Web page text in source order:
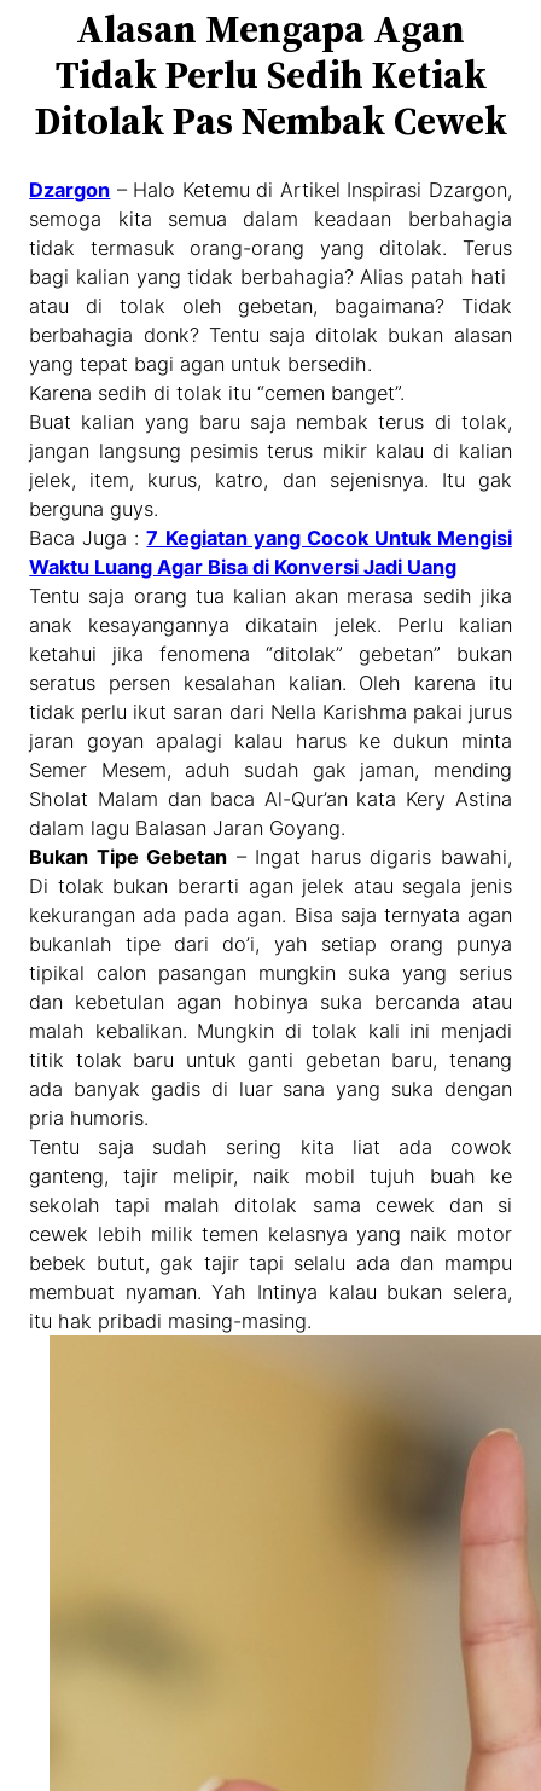
Alasan Mengapa Agan
Tidak Perlu Sedih Ketiak
Ditolak Pas Nembak Cewek
Dzargon – Halo Ketemu di Artikel Inspirasi Dzargon,
semoga kita semua dalam keadaan berbahagia
tidak termasuk orang-orang yang ditolak. Terus
bagi kalian yang tidak berbahagia? Alias patah hati
atau di tolak oleh gebetan, bagaimana? Tidak
berbahagia donk? Tentu saja ditolak bukan alasan
yang tepat bagi agan untuk bersedih.
Karena sedih di tolak itu “cemen banget”.
Buat kalian yang baru saja nembak terus di tolak,
jangan langsung pesimis terus mikir kalau di kalian
jelek, item, kurus, katro, dan sejenisnya. Itu gak
berguna guys.
Baca Juga :7 Kegiatan yang Cocok Untuk Mengisi
Waktu Luang Agar Bisa di Konversi Jadi Uang
Tentu saja orang tua kalian akan merasa sedih jika
anak kesayangannya dikatain jelek. Perlu kalian
ketahui jika fenomena “ditolak” gebetan” bukan
seratus persen kesalahan kalian. Oleh karena itu
tidak perlu ikut saran dari Nella Karishma pakai jurus
jaran goyan apalagi kalau harus ke dukun minta
Semer Mesem, aduh sudah gak jaman, mending
Sholat Malam dan baca Al-Qur’an kata Kery Astina
dalam lagu Balasan Jaran Goyang.
Bukan Tipe Gebetan – Ingat harus digaris bawahi,
Di tolak bukan berarti agan jelek atau segala jenis
kekurangan ada pada agan. Bisa saja ternyata agan
bukanlah tipe dari do’i, yah setiap orang punya
tipikal calon pasangan mungkin suka yang serius
dan kebetulan agan hobinya suka bercanda atau
malah kebalikan. Mungkin di tolak kali ini menjadi
titik tolak baru untuk ganti gebetan baru, tenang
ada banyak gadis di luar sana yang suka dengan
pria humoris.
Tentu saja sudah sering kita liat ada cowok
ganteng, tajir melipir, naik mobil tujuh buah ke
sekolah tapi malah ditolak sama cewek dan si
cewek lebih milik temen kelasnya yang naik motor
bebek butut, gak tajir tapi selalu ada dan mampu
membuat nyaman. Yah Intinya kalau bukan selera,
itu hak pribadi masing-masing.